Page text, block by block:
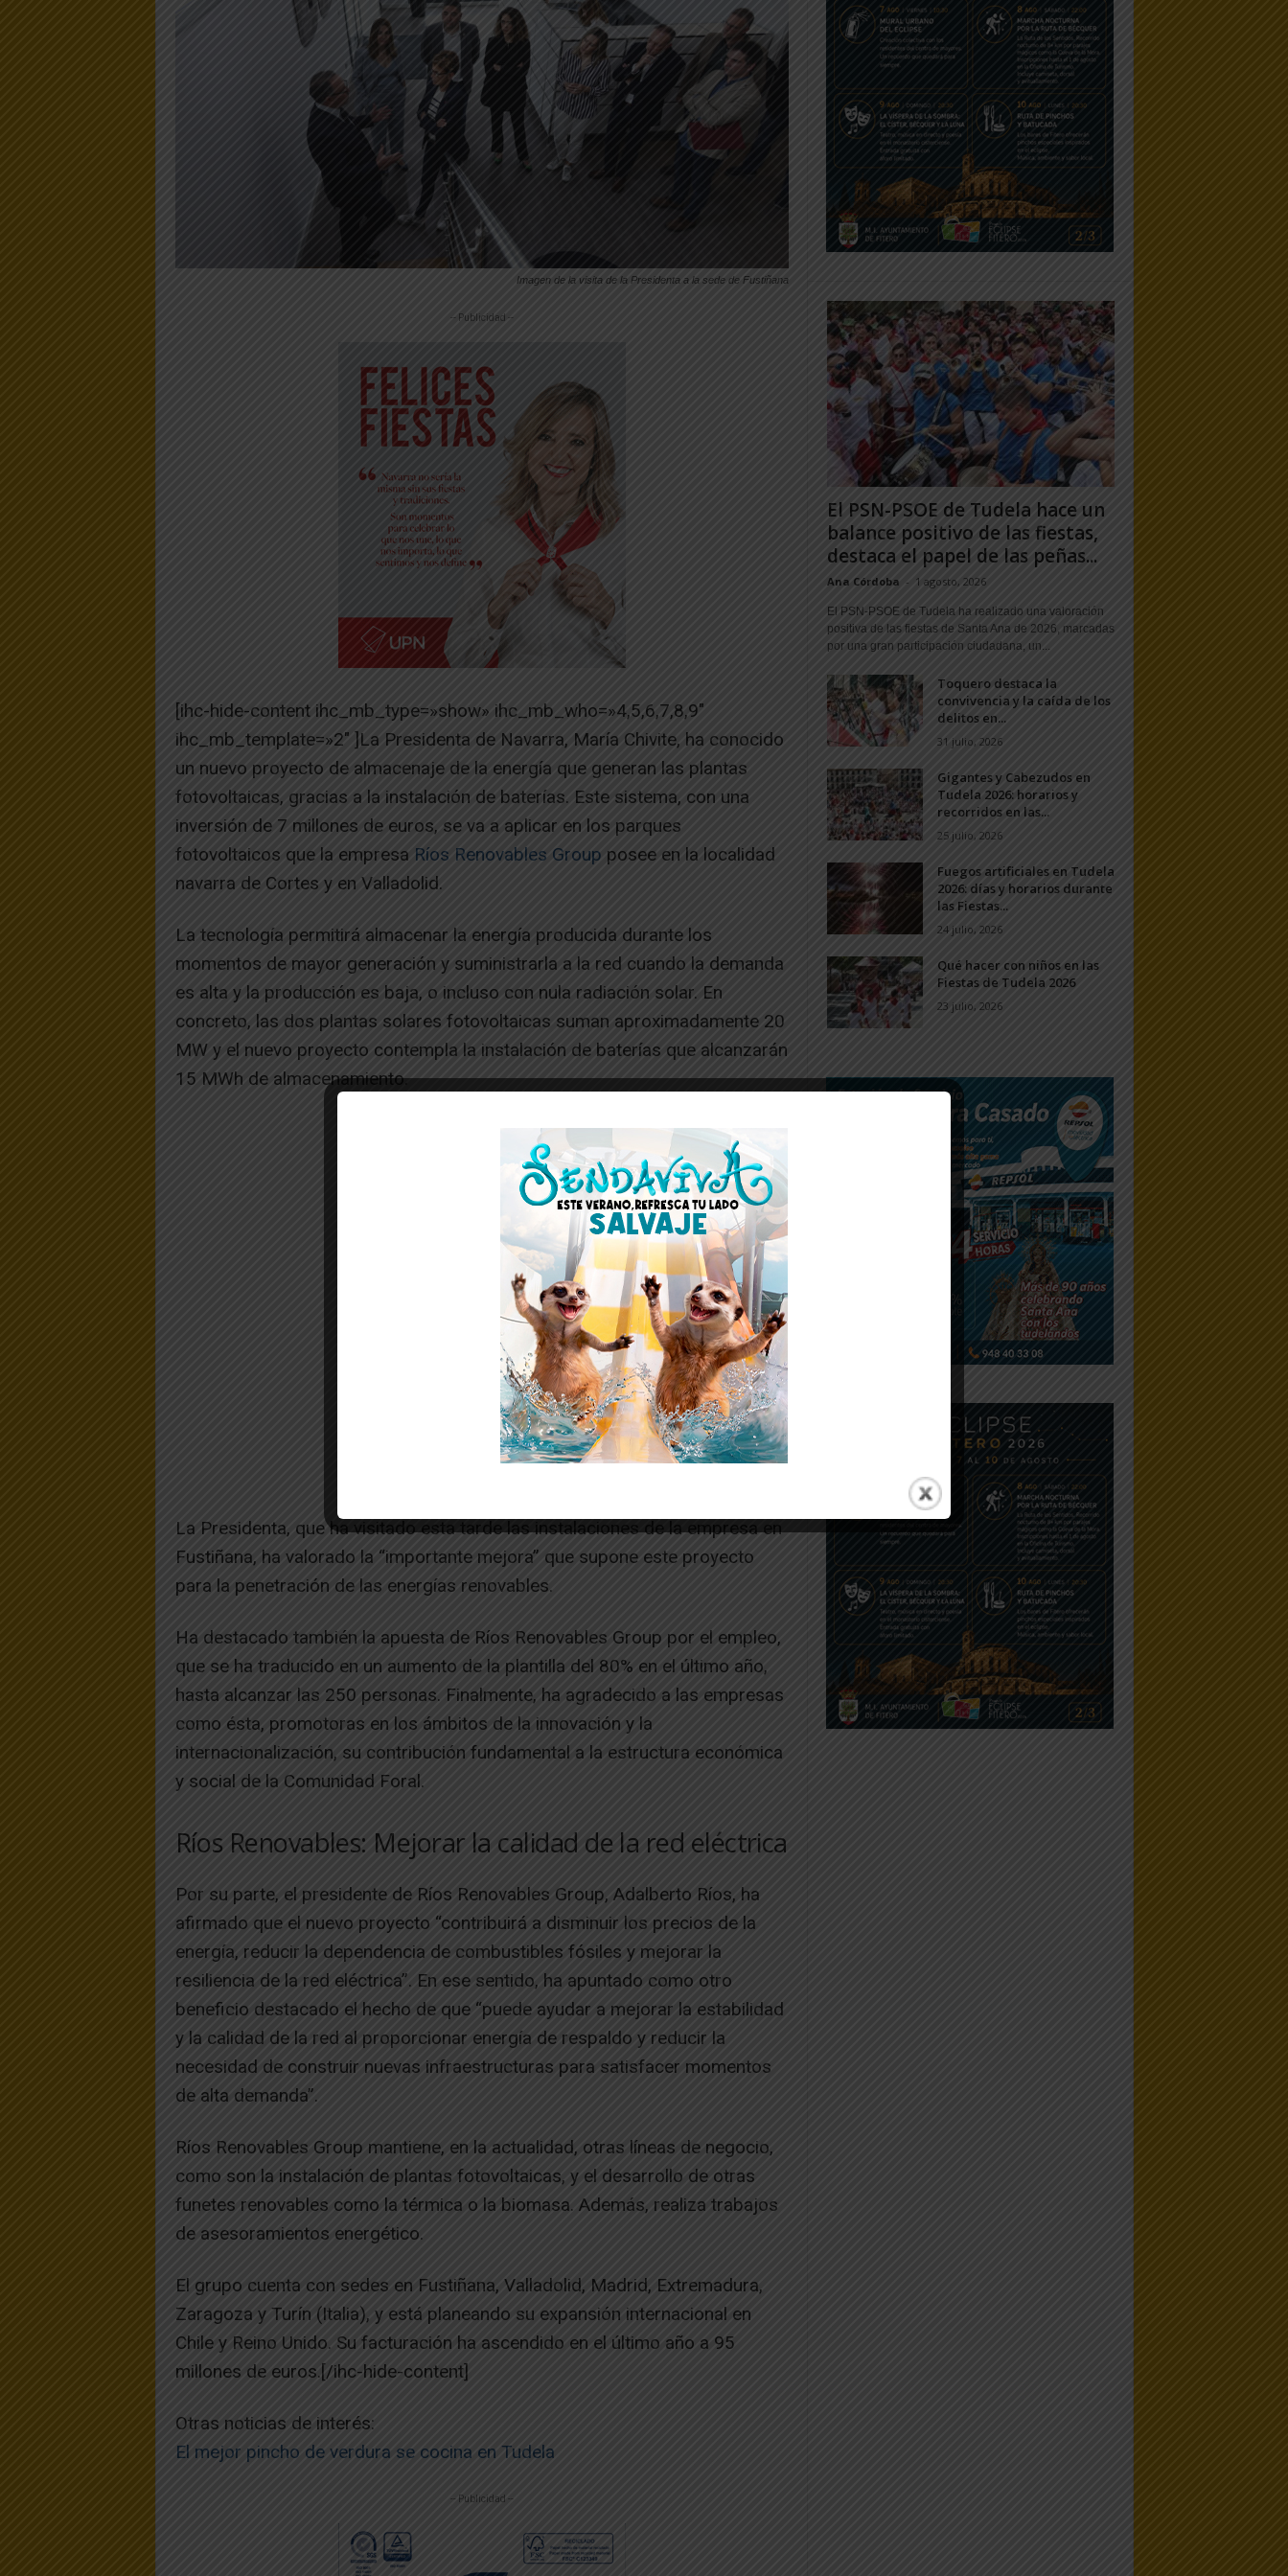
Imagen de la visita de la Presidenta a la sede de Fustiñana
-- Publicidad --
[ihc-hide-content ihc_mb_type=»show» ihc_mb_who=»4,5,6,7,8,9″
ihc_mb_template=»2″ ]La Presidenta de Navarra, María Chivite, ha conocido
un nuevo proyecto de almacenaje de la energía que generan las plantas
fotovoltaicas, gracias a la instalación de baterías. Este sistema, con una
inversión de 7 millones de euros, se va a aplicar en los parques
fotovoltaicos que la empresa Ríos Renovables Group posee en la localidad
navarra de Cortes y en Valladolid.
La tecnología permitirá almacenar la energía producida durante los
momentos de mayor generación y suministrarla a la red cuando la demanda
es alta y la producción es baja, o incluso con nula radiación solar. En
concreto, las dos plantas solares fotovoltaicas suman aproximadamente 20
MW y el nuevo proyecto contempla la instalación de baterías que alcanzarán
15 MWh de almacenamiento.
La Presidenta, que ha visitado esta tarde las instalaciones de la empresa en
Fustiñana, ha valorado la “importante mejora” que supone este proyecto
para la penetración de las energías renovables.
Ha destacado también la apuesta de Ríos Renovables Group por el empleo,
que se ha traducido en un aumento de la plantilla del 80% en el último año,
hasta alcanzar las 250 personas. Finalmente, ha agradecido a las empresas
como ésta, promotoras en los ámbitos de la innovación y la
internacionalización, su contribución fundamental a la estructura económica
y social de la Comunidad Foral.
Ríos Renovables: Mejorar la calidad de la red eléctrica
Por su parte, el presidente de Ríos Renovables Group, Adalberto Ríos, ha
afirmado que el nuevo proyecto “contribuirá a disminuir los precios de la
energía, reducir la dependencia de combustibles fósiles y mejorar la
resiliencia de la red eléctrica”. En ese sentido, ha apuntado como otro
beneficio destacado el hecho de que “puede ayudar a mejorar la estabilidad
y la calidad de la red al proporcionar energía de respaldo y reducir la
necesidad de construir nuevas infraestructuras para satisfacer momentos
de alta demanda”.
Ríos Renovables Group mantiene, en la actualidad, otras líneas de negocio,
como son la instalación de plantas fotovoltaicas, y el desarrollo de otras
funetes renovables como la térmica o la biomasa. Además, realiza trabajos
de asesoramientos energético.
El grupo cuenta con sedes en Fustiñana, Valladolid, Madrid, Extremadura,
Zaragoza y Turín (Italia), y está planeando su expansión internacional en
Chile y Reino Unido. Su facturación ha ascendido en el último año a 95
millones de euros.[/ihc-hide-content]
Otras noticias de interés:
El mejor pincho de verdura se cocina en Tudela
-- Publicidad --
El PSN-PSOE de Tudela hace un
balance positivo de las fiestas,
destaca el papel de las peñas...
Ana Córdoba - 1 agosto, 2026
El PSN-PSOE de Tudela ha realizado una valoración
positiva de las fiestas de Santa Ana de 2026, marcadas
por una gran participación ciudadana, un...
Toquero destaca la
convivencia y la caída de los
delitos en...
31 julio, 2026
Gigantes y Cabezudos en
Tudela 2026: horarios y
recorridos en las...
25 julio, 2026
Fuegos artificiales en Tudela
2026: días y horarios durante
las Fiestas...
24 julio, 2026
Qué hacer con niños en las
Fiestas de Tudela 2026
23 julio, 2026